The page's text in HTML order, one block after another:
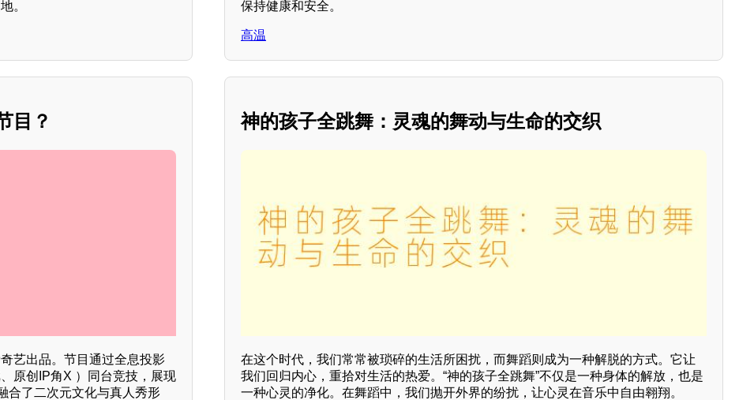
。
保持健康和安全。
高温
目？
艺出品。节目通过全息投影
原创IP角X ）同台竞技，展现
合了二次元文化与真人秀形
神的孩子全跳舞：灵魂的舞动与生命的交织
在这个时代，我们常常被琐碎的生活所困扰，而舞蹈则成为一种解脱的方式。它让
我们回归内心，重拾对生活的热爱。“神的孩子全跳舞”不仅是一种身体的解放，也是
一种心灵的净化。在舞蹈中，我们抛开外界的纷扰，让心灵在音乐中自由翱翔。